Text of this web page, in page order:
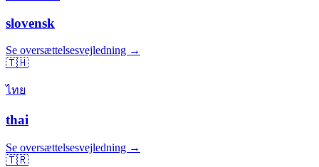
slovensk
Se oversættelsesvejledning →
🇹🇭
ไทย
thai
Se oversættelsesvejledning →
🇹🇷